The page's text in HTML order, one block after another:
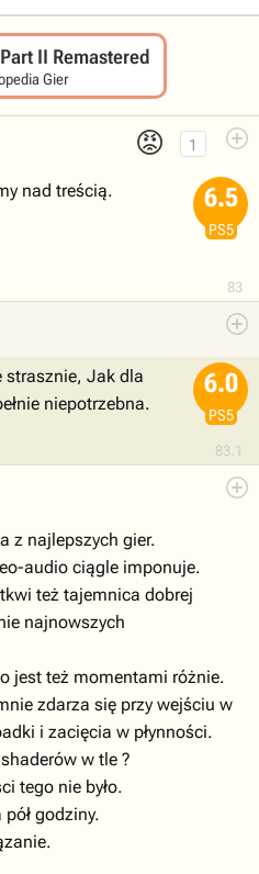
II Remastered
Gier
😡
83
1
6.5
PS5
nad treścią.
83.1
6.0
PS5
strasznie, Jak dla
niepotrzebna.
z najlepszych gier.
audio ciągle imponuje.
też tajemnica dobrej
najnowszych
jest też momentami różnie.
zdarza się przy wejściu w
i zacięcia w płynności.
w tle ?
tego nie było.
godziny.